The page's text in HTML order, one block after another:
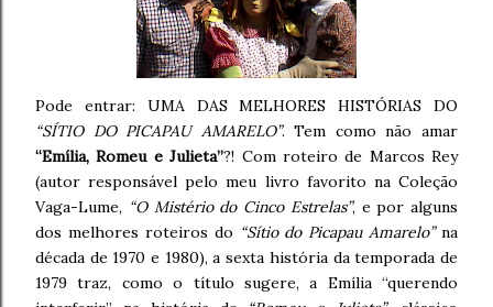
Pode entrar: UMA DAS MELHORES HISTÓRIAS DO
“SÍTIO DO PICAPAU AMARELO”. Tem como não amar
“Emília, Romeu e Julieta”?! Com roteiro de Marcos Rey
(autor responsável pelo meu livro favorito na Coleção
Vaga-Lume, “O Mistério do Cinco Estrelas”, e por alguns
dos melhores roteiros do “Sítio do Picapau Amarelo”na
década de 1970 e 1980), a sexta história da temporada de
1979 traz, como o título sugere, a Emília “querendo